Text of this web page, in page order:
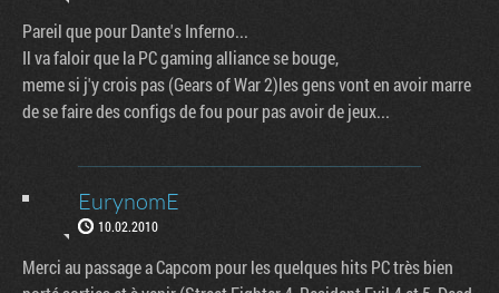
Pareil que pour Dante's Inferno...
Il va faloir que la PC gaming alliance se bouge,
meme si j'y crois pas (Gears of War 2)les gens vont en avoir marre
de se faire des configs de fou pour pas avoir de jeux...
EurynomE
10.02.2010
Merci au passage a Capcom pour les quelques hits PC très bien